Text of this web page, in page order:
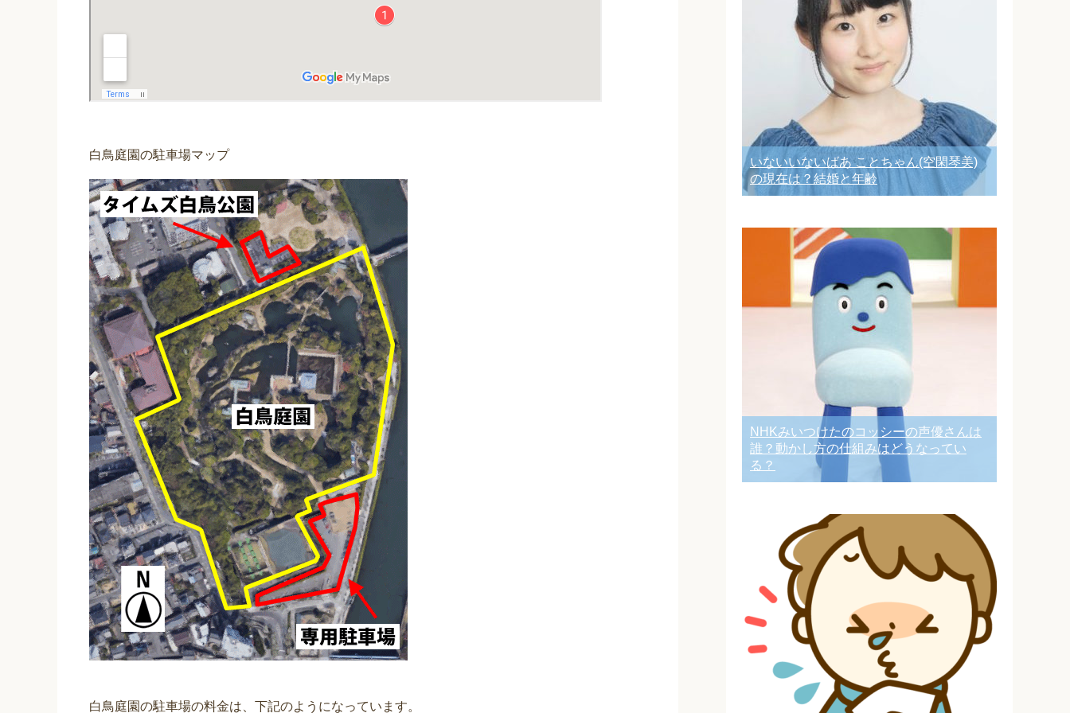
白鳥庭園の駐車場マップ
白鳥庭園の駐車場の料金は、下記のようになっています。
いないいないばあ ことちゃん(空閑琴美)
の現在は？結婚と年齢
NHKみいつけたのコッシーの声優さんは
誰？動かし方の仕組みはどうなってい
る？